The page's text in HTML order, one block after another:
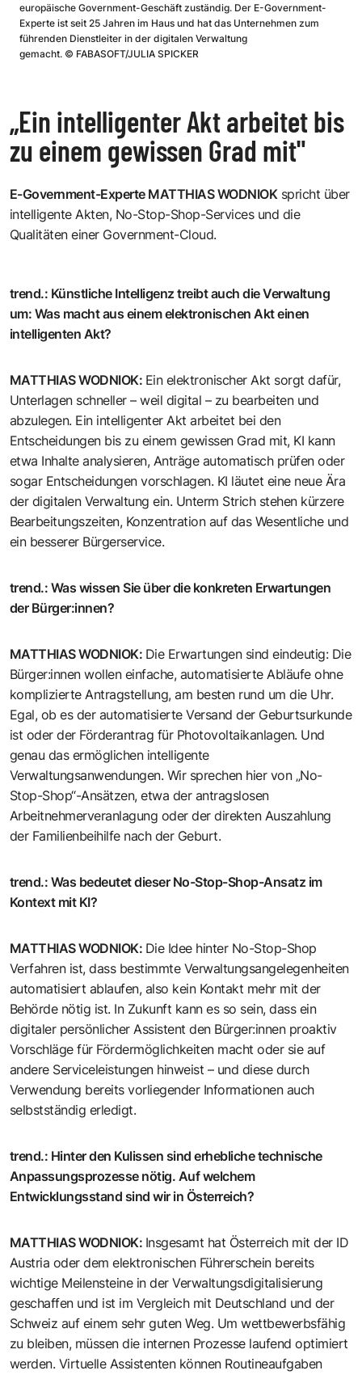
europäische Government-Geschäft zuständig. Der E-Government-
Experte ist seit 25 Jahren im Haus und hat das Unternehmen zum
führenden Dienstleiter in der digitalen Verwaltung
gemacht. © FABASOFT/JULIA SPICKER
„Ein intelligenter Akt arbeitet bis
zu einem gewissen Grad mit"
E-Government-Experte MATTHIAS WODNIOKspricht über
intelligente Akten, No-Stop-Shop-Services und die
Qualitäten einer Government-Cloud.
trend.: Künstliche Intelligenz treibt auch die Verwaltung
um: Was macht aus einem elektronischen Akt einen
intelligenten Akt?
MATTHIAS WODNIOK: Ein elektronischer Akt sorgt dafür,
Unterlagen schneller – weil digital – zu bearbeiten und
abzulegen. Ein intelligenter Akt arbeitet bei den
Entscheidungen bis zu einem gewissen Grad mit, KI kann
etwa Inhalte analysieren, Anträge automatisch prüfen oder
sogar Entscheidungen vorschlagen. KI läutet eine neue Ära
der digitalen Verwaltung ein. Unterm Strich stehen kürzere
Bearbeitungszeiten, Konzentration auf das Wesentliche und
ein besserer Bürgerservice.
trend.: Was wissen Sie über die konkreten Erwartungen
der Bürger:innen?
MATTHIAS WODNIOK: Die Erwartungen sind eindeutig: Die
Bürger:innen wollen einfache, automatisierte Abläufe ohne
komplizierte Antragstellung, am besten rund um die Uhr.
Egal, ob es der automatisierte Versand der Geburtsurkunde
ist oder der Förderantrag für Photovoltaikanlagen. Und
genau das ermöglichen intelligente
Verwaltungsanwendungen. Wir sprechen hier von „No-
Stop-Shop“-Ansätzen, etwa der antragslosen
Arbeitnehmerveranlagung oder der direkten Auszahlung
der Familienbeihilfe nach der Geburt.
trend.: Was bedeutet dieser No-Stop-Shop-Ansatz im
Kontext mit KI?
MATTHIAS WODNIOK: Die Idee hinter No-Stop-Shop
Verfahren ist, dass bestimmte Verwaltungsangelegenheiten
automatisiert ablaufen, also kein Kontakt mehr mit der
Behörde nötig ist. In Zukunft kann es so sein, dass ein
digitaler persönlicher Assistent den Bürger:innen proaktiv
Vorschläge für Fördermöglichkeiten macht oder sie auf
andere Serviceleistungen hinweist – und diese durch
Verwendung bereits vorliegender Informationen auch
selbstständig erledigt.
trend.: Hinter den Kulissen sind erhebliche technische
Anpassungsprozesse nötig. Auf welchem
Entwicklungsstand sind wir in Österreich?
MATTHIAS WODNIOK: Insgesamt hat Österreich mit der ID
Austria oder dem elektronischen Führerschein bereits
wichtige Meilensteine in der Verwaltungsdigitalisierung
geschaffen und ist im Vergleich mit Deutschland und der
Schweiz auf einem sehr guten Weg. Um wettbewerbsfähig
zu bleiben, müssen die internen Prozesse laufend optimiert
werden. Virtuelle Assistenten können Routineaufgaben